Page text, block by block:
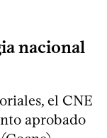
nacional
el CNE
aprobado